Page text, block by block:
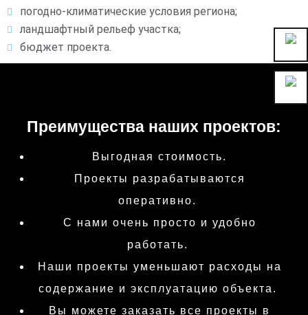
погодно-климатические условия региона;
ландшафтный рельеф участка;
бюджет проекта.
Преимущества наших проектов:
Выгодная стоимость.
Проекты разрабатываются
оперативно.
С нами очень просто и удобно
работать.
Наши проекты уменьшают расходы на
содержание и эксплуатацию объекта.
Вы можете заказать все проекты в